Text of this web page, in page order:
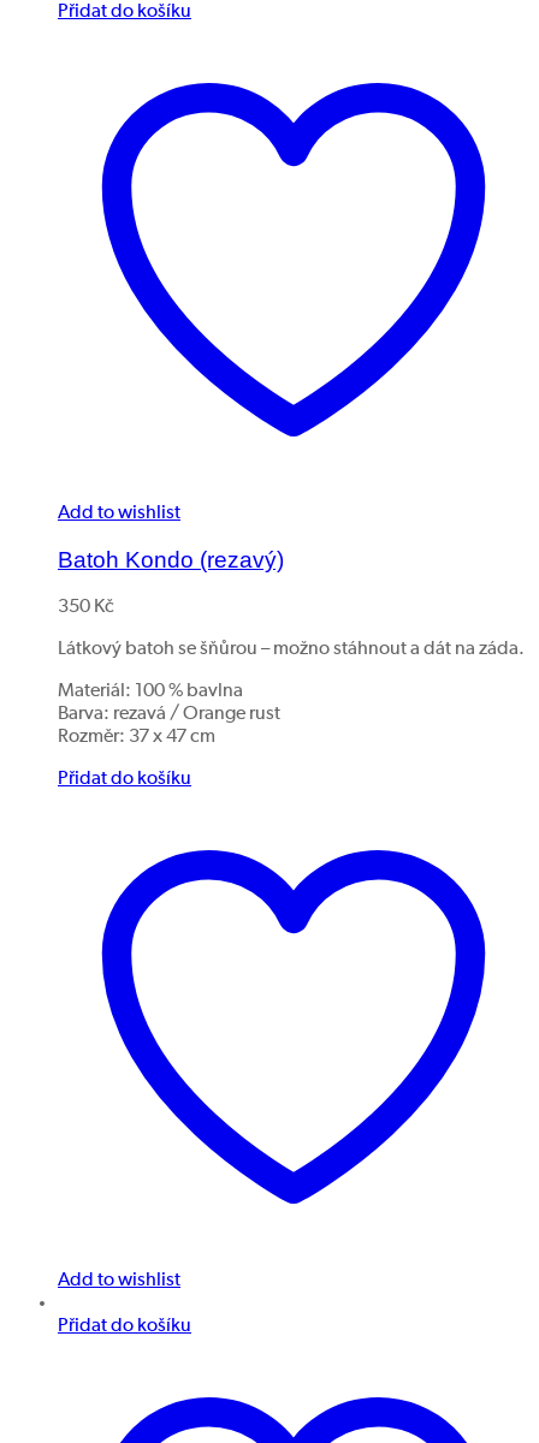
Přidat do košíku
Add to wishlist
Batoh Kondo (rezavý)
350 Kč
Látkový batoh se šňůrou – možno stáhnout a dát na záda.
Materiál: 100 % bavlna
Barva: rezavá / Orange rust
Rozměr: 37 x 47 cm
Přidat do košíku
Add to wishlist
Přidat do košíku